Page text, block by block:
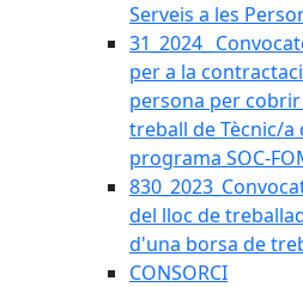
Serveis a les
31_2024_
per a la
persona per
treball de Tècnic/a
programa SOC-
del lloc de
d'una borsa de
CONSORCI